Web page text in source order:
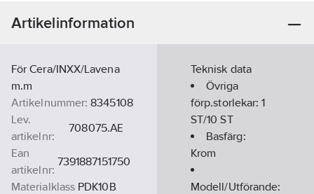
Artikelinformation
För Cera/INXX/Lavena
m.m
Artikelnummer: 8345108
Lev.
artikelnr:
708075.AE
Ean
artikelnr:
7391887151750
Materialklass PDK10B
Teknisk data
Övriga
förp.storlekar:1
ST/10 ST
Basfärg:
Krom
Modell/Utförande: